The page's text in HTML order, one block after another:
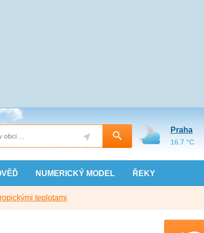
NUMERICKÝ MODEL ŘEKY
Praha
16.7 °C
teplotami